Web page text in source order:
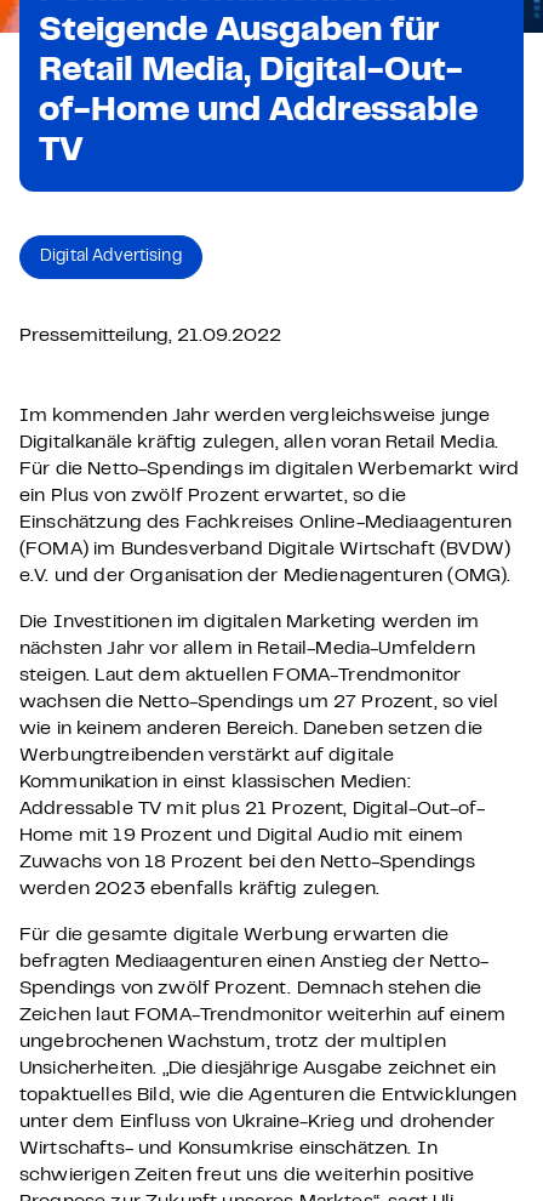
Steigende Ausgaben für
Retail Media, Digital-Out-
of-Home und Addressable
TV
Digital Advertising
Pressemitteilung, 21.09.2022
Im kommenden Jahr werden vergleichsweise junge
Digitalkanäle kräftig zulegen, allen voran Retail Media.
Für die Netto-Spendings im digitalen Werbemarkt wird
ein Plus von zwölf Prozent erwartet, so die
Einschätzung des Fachkreises Online-Mediaagenturen
(FOMA) im Bundesverband Digitale Wirtschaft (BVDW)
e.V. und der Organisation der Medienagenturen (OMG).
Die Investitionen im digitalen Marketing werden im
nächsten Jahr vor allem in Retail-Media-Umfeldern
steigen. Laut dem aktuellen FOMA-Trendmonitor
wachsen die Netto-Spendings um 27 Prozent, so viel
wie in keinem anderen Bereich. Daneben setzen die
Werbungtreibenden verstärkt auf digitale
Kommunikation in einst klassischen Medien:
Addressable TV mit plus 21 Prozent, Digital-Out-of-
Home mit 19 Prozent und Digital Audio mit einem
Zuwachs von 18 Prozent bei den Netto-Spendings
werden 2023 ebenfalls kräftig zulegen.
Für die gesamte digitale Werbung erwarten die
befragten Mediaagenturen einen Anstieg der Netto-
Spendings von zwölf Prozent. Demnach stehen die
Zeichen laut FOMA-Trendmonitor weiterhin auf einem
ungebrochenen Wachstum, trotz der multiplen
Unsicherheiten. „Die diesjährige Ausgabe zeichnet ein
topaktuelles Bild, wie die Agenturen die Entwicklungen
unter dem Einfluss von Ukraine-Krieg und drohender
Wirtschafts- und Konsumkrise einschätzen. In
schwierigen Zeiten freut uns die weiterhin positive